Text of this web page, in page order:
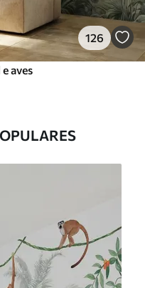
126
aves